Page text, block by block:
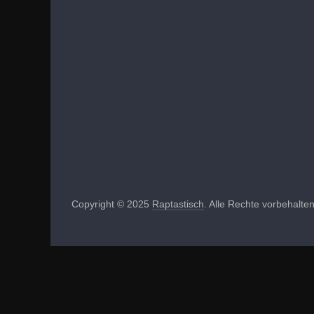
Copyright © 2025 Raptastisch . Alle Rechte